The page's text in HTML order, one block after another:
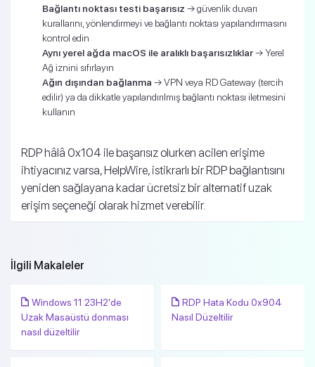
Bağlantı noktası testi başarısız → güvenlik duvarı
kurallarını, yönlendirmeyi ve bağlantı noktası yapılandırmasını
kontrol edin
Aynı yerel ağda macOS ile aralıklı başarısızlıklar→ Yerel
Ağ iznini sıfırlayın
Ağın dışından bağlanma → VPN veya RD Gateway (tercih
edilir) ya da dikkatle yapılandırılmış bağlantı noktası iletmesini
kullanın
RDP hâlâ 0x104 ile başarısız olurken acilen erişime
ihtiyacınız varsa, HelpWire, istikrarlı bir RDP bağlantısını
yeniden sağlayana kadar ücretsiz bir alternatif uzak
erişim seçeneği olarak hizmet verebilir.
İlgili Makaleler
Windows 11 23H2'de
Uzak Masaüstü donması
nasıl düzeltilir
RDP Hata Kodu 0x904
Nasıl Düzeltilir